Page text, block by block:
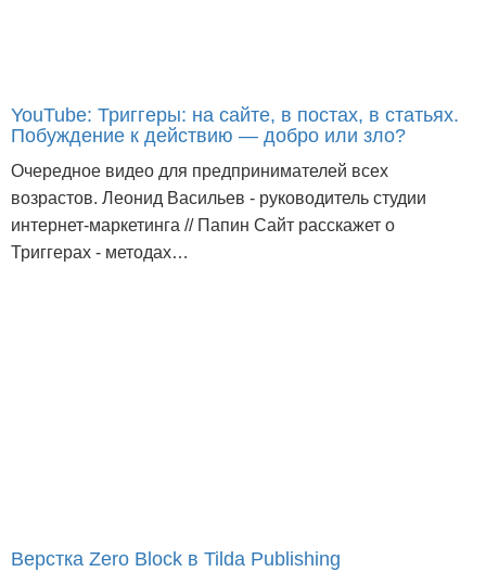
YouTube: Триггеры: на сайте, в постах, в статьях.
Побуждение к действию — добро или зло?
Очередное видео для предпринимателей всех
возрастов. Леонид Васильев - руководитель студии
интернет-маркетинга // Папин Сайт расскажет о
Триггерах - методах…
Верстка Zero Block в Tilda Publishing